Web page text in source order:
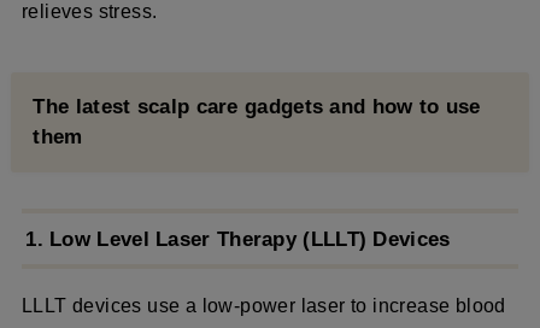
relieves stress.
The latest scalp care gadgets and how to use
them
1. Low Level Laser Therapy (LLLT) Devices
LLLT devices use a low-power laser to increase blood